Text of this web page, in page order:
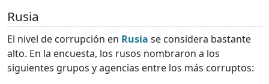
Rusia
El nivel de corrupción en Rusia se considera bastante
alto. En la encuesta, los rusos nombraron a los
siguientes grupos y agencias entre los más corruptos: